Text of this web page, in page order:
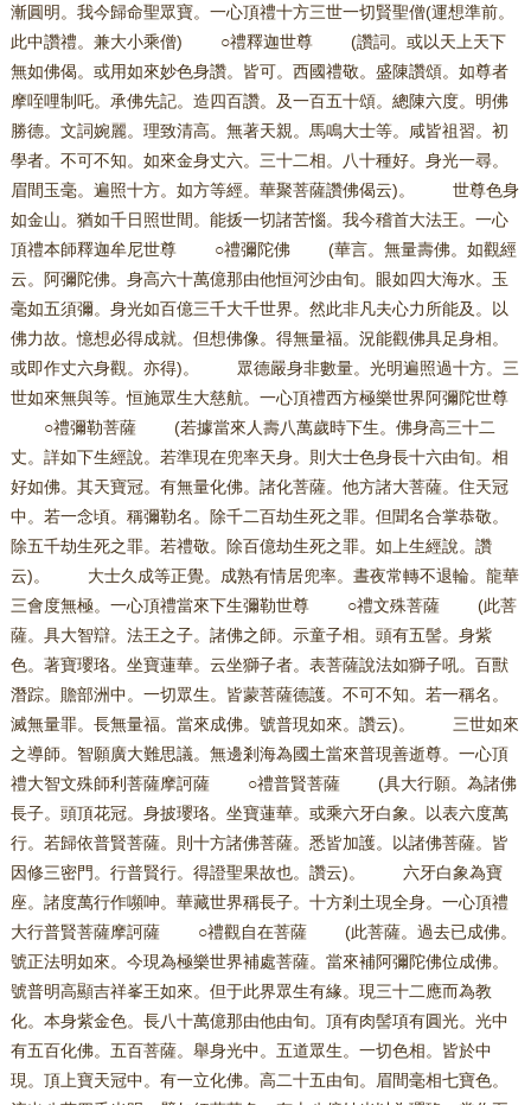
漸圓明。我今歸命聖眾寶。一心頂禮十方三世一切賢聖僧(運想準前。
此中讚禮。兼大小乘僧) ○禮釋迦世尊 (讚詞。或以天上天下
無如佛偈。或用如來妙色身讚。皆可。西國禮敬。盛陳讚頌。如尊者
摩咥哩制吒。承佛先記。造四百讚。及一百五十頌。總陳六度。明佛
勝德。文詞婉麗。理致清高。無著天親。馬鳴大士等。咸皆祖習。初
學者。不可不知。如來金身丈六。三十二相。八十種好。身光一尋。
眉間玉毫。遍照十方。如方等經。華聚菩薩讚佛偈云)。 世尊色身
如金山。猶如千日照世間。能㧞一切諸苦惱。我今稽首大法王。一心
頂禮本師釋迦牟尼世尊 ○禮彌陀佛 (華言。無量壽佛。如觀經
云。阿彌陀佛。身高六十萬億那由他恒河沙由旬。眼如四大海水。玉
毫如五須彌。身光如百億三千大千世界。然此非凡夫心力所能及。以
佛力故。憶想必得成就。但想佛像。得無量福。況能觀佛具足身相。
或即作丈六身觀。亦得)。 眾德嚴身非數量。光明遍照過十方。三
世如來無與等。恒施眾生大慈航。一心頂禮西方極樂世界阿彌陀世尊
○禮彌勒菩薩 (若據當來人壽八萬歲時下生。佛身高三十二
丈。詳如下生經說。若準現在兜率天身。則大士色身長十六由旬。相
好如佛。其天寶冠。有無量化佛。諸化菩薩。他方諸大菩薩。住天冠
中。若一念頃。稱彌勒名。除千二百劫生死之罪。但聞名合掌恭敬。
除五千劫生死之罪。若禮敬。除百億劫生死之罪。如上生經說。讚
云)。 大士久成等正覺。成熟有情居兜率。晝夜常轉不退輪。龍華
三會度無極。一心頂禮當來下生彌勒世尊 ○禮文殊菩薩 (此菩
薩。具大智辯。法王之子。諸佛之師。示童子相。頭有五髻。身紫
色。著寶瓔珞。坐寶蓮華。云坐獅子者。表菩薩說法如獅子吼。百獸
潛踪。贍部洲中。一切眾生。皆蒙菩薩德護。不可不知。若一稱名。
滅無量罪。長無量福。當來成佛。號普現如來。讚云)。 三世如來
之導師。智願廣大難思議。無邊剎海為國土當來普現善逝尊。一心頂
禮大智文殊師利菩薩摩訶薩 ○禮普賢菩薩 (具大行願。為諸佛
長子。頭頂花冠。身披瓔珞。坐寶蓮華。或乘六牙白象。以表六度萬
行。若歸依普賢菩薩。則十方諸佛菩薩。悉皆加護。以諸佛菩薩。皆
因修三密門。行普賢行。得證聖果故也。讚云)。 六牙白象為寶
座。諸度萬行作嚬呻。華藏世界稱長子。十方剎土現全身。一心頂禮
大行普賢菩薩摩訶薩 ○禮觀自在菩薩 (此菩薩。過去已成佛。
號正法明如來。今現為極樂世界補處菩薩。當來補阿彌陀佛位成佛。
號普明高顯吉祥峯王如來。但于此界眾生有緣。現三十二應而為教
化。本身紫金色。長八十萬億那由他由旬。頂有肉髻項有圓光。光中
有五百化佛。五百菩薩。舉身光中。五道眾生。一切色相。皆於中
現。頂上寶天冠中。有一立化佛。高二十五由旬。眉間毫相七寶色。